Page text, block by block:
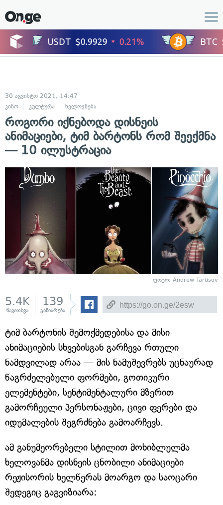
30 აგვისტო 2021, 14:47
კინო
კულტურა ხელოვნება
როგორი იქნებოდა დისნეის
ანიმაციები, ტიმ ბარტონს რომ შეექმნა
— 10 ილუსტრაცია
ფოტო: Andrew Tarusov
5.4K
წაკითხვა
139
გაზიარება
ტიმ ბარტონის შემოქმედებისა და მისი
ანიმაციების სხვებისგან გარჩევა რთული
ნამდვილად არაა — მის ნამუშევრებს უცნაურად
წაგრძელებული ფორმები, გოთიკური
ელემენტები, სენტიმენტალური მზერით
გამორჩეული პერსონაჟები, ცივი ფერები და
იდუმალების შეგრძნება გამოარჩევს.
ამ განუმეორებელი სტილით მოხიბლულმა
ხელოვანმა დისნეის ცნობილი ანიმაციები
რეჟისორის ხელწერას მოარგო და საოცარი
შედეგიც გაგვიზიარა: